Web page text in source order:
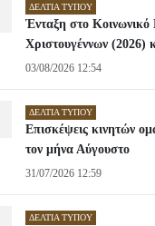
ΔΕΛΤΊΑ ΤΎΠΟΥ
Ένταξη στο Κοινωνικό
Χριστουγέννων (2026)
03/08/2026 12:54
ΔΕΛΤΊΑ ΤΎΠΟΥ
Επισκέψεις κινητών
τον μήνα Αύγουστο
31/07/2026 12:59
ΔΕΛΤΊΑ ΤΎΠΟΥ